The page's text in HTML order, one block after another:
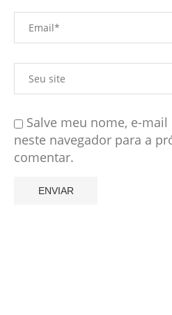
Salve meu nome, e-
neste navegador para a
comentar.